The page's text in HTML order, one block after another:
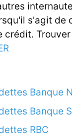
s'agit de
crédit.
Banque
Banque
RBC